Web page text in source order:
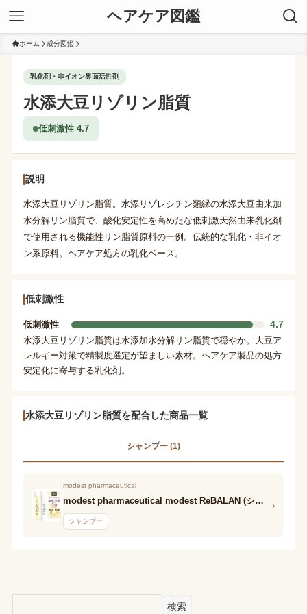
ヘアケア図鑑
ホーム 成分図鑑
乳化剤・非イオン界面活性剤
水添大豆リゾリン脂質
低刺激性 4.7
説明
水添大豆リゾリン脂質。水添リゾレシチン類縁の水添大豆由来加
水分解リン脂質で、酸化安定性を高めたな低刺激天然由来乳化剤
で使用される機能性リン脂質原料の一例。伝統的な乳化・非イオ
ン系原料。ヘアケア処方の乳化ベース。
低刺激性
低刺激性 4.7
水添大豆リゾリン脂質は水添加水分解リン脂質で穏やか。大豆ア
レルギー対策で精製度選定が望ましい素材。ヘアケア製品の処方
安定化に寄与する乳化剤。
水添大豆リゾリン脂質を配合した商品一覧
シャンプー (1)
modest pharmaceutical
modest pharmaceutical modest ReBALAN (シャンプー)
シャンプー
›
検索